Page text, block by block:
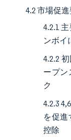
4.2 市場促
4.2.1
ンボイ
4.2.2
ープン
ク
4.2.3
を促
控除